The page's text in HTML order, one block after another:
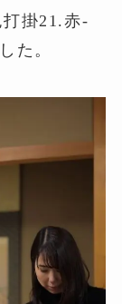
掛21.赤-
た。